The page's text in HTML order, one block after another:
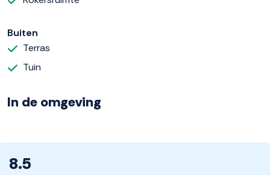
Buiten
Terras
Tuin
In de omgeving
8.5